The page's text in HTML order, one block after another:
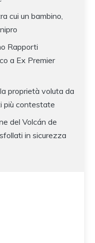
cui un bambino,
Rapporti
a Ex Premier
proprietà voluta da
più contestate
del Volcán de
in sicurezza